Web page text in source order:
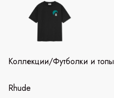
Коллекции/Футболки и топы
Rhude